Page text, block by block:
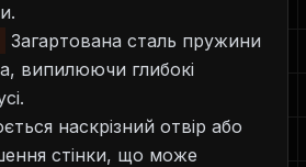
Загартована сталь пружини
випилюючи глибокі
наскрізний отвір або
стінки, що може